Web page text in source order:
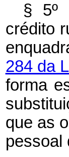
§ 5º
crédito
284 da
forma
que as
pessoal